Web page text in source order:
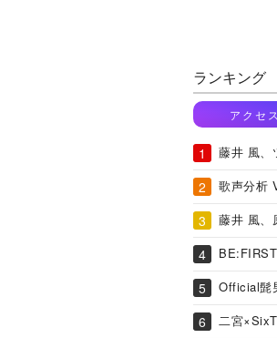
ランキング
アクセ
藤井 風、
歌声分析
藤井 風、
Official髭
二宮